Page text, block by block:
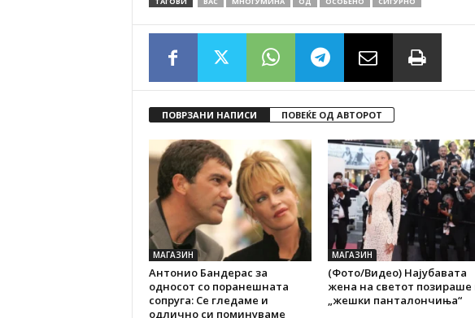
ПОВРЗАНИ НАПИСИ ПОВЕЌЕ ОД АВТОРОТ
МАГАЗИН
Антонио Бандерас за
односот со поранешната
сопруга: Се гледаме и
одлично си поминуваме
МАГАЗИН
(Фото/Видео) Најубавата
жена на светот позираше
„жешки панталончиња“